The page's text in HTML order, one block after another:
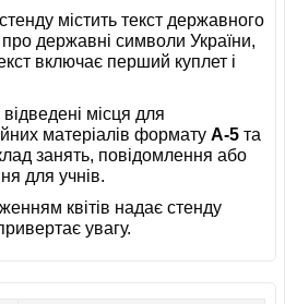
містить текст державного
про державні символи України,
включає перший куплет і
місця для
матеріалів форматуA-5 та
занять, повідомлення або
для учнів.
квітів надає стенду
увагу.